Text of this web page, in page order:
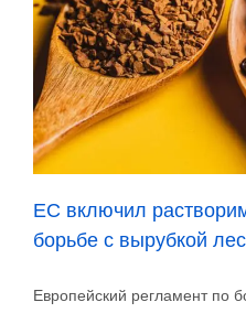
из-
под
ЕС включил
борьбе с вырубкой
Европейский регламент по